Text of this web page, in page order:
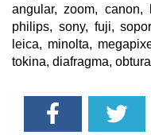
angular, zoom, canon,
philips, sony, fuji,
leica, minolta,
tokina, diafragma,